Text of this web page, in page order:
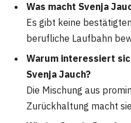
Was macht Svenja
Es gibt keine
berufliche Laufbahn
Warum interessiert
Svenja Jauch?
Die Mischung aus
Zurückhaltung macht